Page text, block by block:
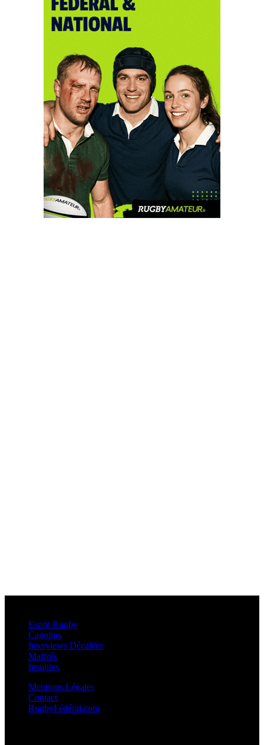
Esprit Rugby
Cagolins
Interviews Décalées
Maffrés
Insolites
Mentions Légales
Contact
RugbyFédéral.com